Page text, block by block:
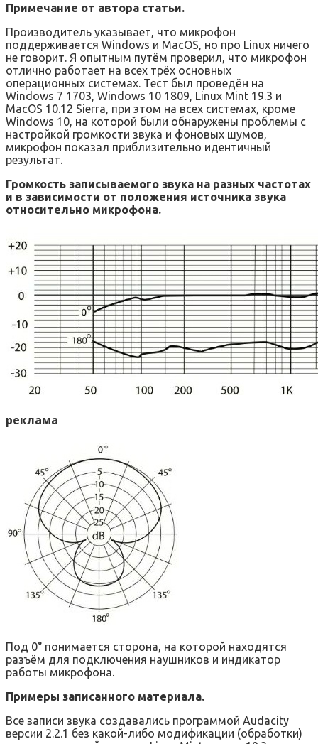
Примечание от автора статьи.
Производитель указывает, что микрофон
поддерживается Windows и MacOS, но про Linux ничего
не говорит. Я опытным путём проверил, что микрофон
отлично работает на всех трёх основных
операционных системах. Тест был проведён на
Windows 7 1703, Windows 10 1809, Linux Mint 19.3 и
MacOS 10.12 Sierra, при этом на всех системах, кроме
Windows 10, на которой были обнаружены проблемы с
настройкой громкости звука и фоновых шумов,
микрофон показал приблизительно идентичный
результат.
Громкость записываемого звука на разных частотах
и в зависимости от положения источника звука
относительно микрофона.
реклама
Под 0° понимается сторона, на которой находятся
разъём для подключения наушников и индикатор
работы микрофона.
Примеры записанного материала.
Все записи звука создавались программой Audacity
версии 2.2.1 без какой-либо модификации (обработки)